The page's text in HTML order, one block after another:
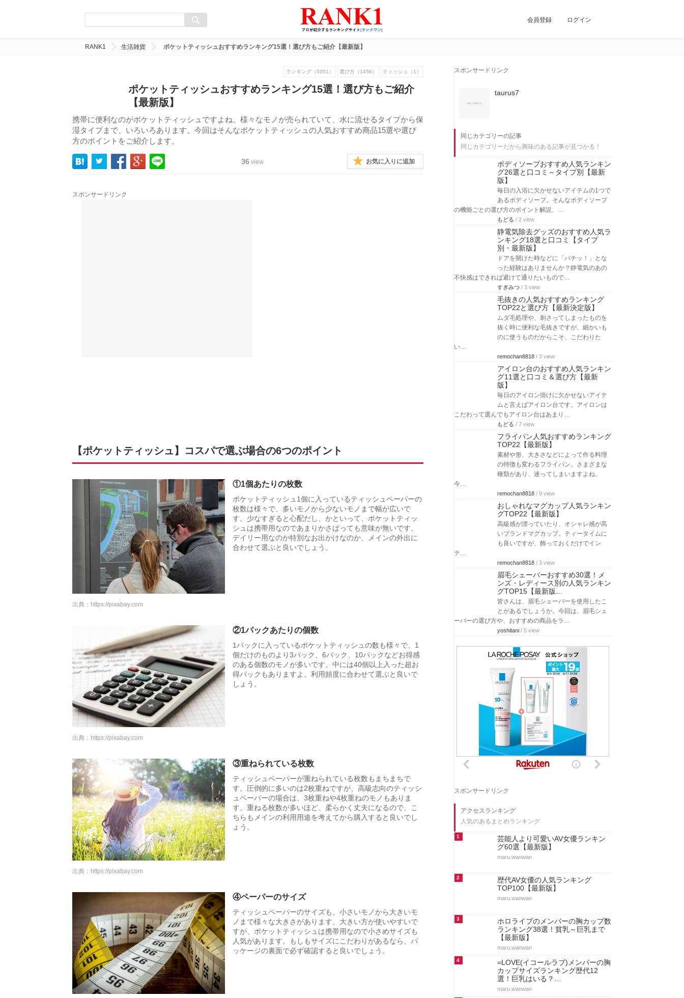
会員登録 ログイン
RANK1 生活雑貨 ポケットティッシュおすすめランキング15選！選び方もご紹介【最新版】
ランキング（5351） 選び方（1456） ティッシュ（1）
ポケットティッシュおすすめランキング15選！選び方もご紹介
【最新版】
携帯に便利なのがポケットティッシュですよね。様々なモノが売られていて、水に流せるタイプから保
湿タイプまで、いろいろあります。今回はそんなポケットティッシュの人気おすすめ商品15選や選び
方のポイントをご紹介します。
36 view お気に入りに追加
スポンサードリンク
【ポケットティッシュ】コスパで選ぶ場合の6つのポイント
①1個あたりの枚数
ポケットティッシュ1個に入っているティッシュペーパーの
枚数は様々で、多いモノから少ないモノまで幅が広いで
す。少なすぎると心配だし、かといって、ポケットティッ
シュは携帯用なのであまりかさばっても意味が無いです。
デイリー用なのか特別なお出かけなのか、メインの外出に
合わせて選ぶと良いでしょう。
出典： https://pixabay.com
②1パックあたりの個数
1パックに入っているポケットティッシュの数も様々で、1
個だけのものより3パック、6パック、10パックなどお得感
のある個数のモノが多いです。中には40個以上入った超お
得パックもありますよ。利用頻度に合わせて選ぶと良いで
しょう。
出典： https://pixabay.com
③重ねられている枚数
ティッシュペーパーが重ねられている枚数もまちまちで
す。圧倒的に多いのは2枚重ねですが、高級志向のティッシ
ュペーパーの場合は、3枚重ねや4枚重ねのモノもありま
す。重ねる枚数が多いほど、柔らかく丈夫になるので、こ
ちらもメインの利用用途を考えてから購入すると良いでし
ょう。
出典： https://pixabay.com
④ペーパーのサイズ
ティッシュペーパーのサイズも、小さいモノから大きいモ
ノまで様々な大きさがあります。大きい方が使いやすいで
すが、ポケットティッシュは携帯用なので小さめサイズも
人気があります。もしもサイズにこだわりがあるなら、パ
ッケージの裏面で必ず確認すると良いでしょう。
スポンサードリンク
taurus7
同じカテゴリーの記事
同じカテゴリーだから興味のある記事が見つかる！
ボディソープおすすめ人気ランキン
グ26選と口コミ～タイプ別【最新
版】
毎日の入浴に欠かせないアイテムの1つで
あるボディソープ。そんなボディソープ
の機能ごとの選び方のポイント解説、…
もどる / 2 view
静電気除去グッズのおすすめ人気ラ
ンキング18選と口コミ【タイプ
別・最新版】
ドアを開けた時などに「バチッ！」とな
った経験はありませんか？静電気のあの
不快感はできれば避けて通りたいもので…
すぎみつ / 3 view
毛抜きの人気おすすめランキング
TOP22と選び方【最新決定版】
ムダ毛処理や、刺さってしまったものを
抜く時に便利な毛抜きですが、細かいも
のに使うものだからこそ、こだわりた
い…
remochan8818 / 3 view
アイロン台のおすすめ人気ランキン
グ11選と口コミ＆選び方【最新
版】
毎日のアイロン掛けに欠かせないアイテ
ムと言えばアイロン台です。アイロンは
こだわって選んでもアイロン台はあまり…
もどる / 7 view
フライパン人気おすすめランキング
TOP22【最新版】
素材や形、大きさなどによって作る料理
の特徴も変わるフライパン。さまざまな
種類があり、迷ってしまいますよね。
今…
remochan8818 / 9 view
おしゃれなマグカップ人気ランキン
グTOP22【最新版】
高級感が漂っていたり、オシャレ感が高
いブランドマグカップ。ティータイムに
も良いですが、飾っておくだけでイン
テ…
remochan8818 / 3 view
眉毛シェーバーおすすめ30選！メ
ンズ・レディース別の人気ランキン
グTOP15【最新版…
皆さんは、眉毛シェーバーを使用したこ
とがあるでしょうか。今回は、眉毛シェ
ーバーの選び方や、おすすめの商品をラ…
yoshitani / 5 view
スポンサードリンク
アクセスランキング
人気のあるまとめランキング
1
芸能人より可愛いAV女優ランキン
グ60選【最新版】
maru.wanwan
2
歴代AV女優の人気ランキング
TOP100【最新版】
maru.wanwan
3
ホロライブのメンバーの胸カップ数
ランキング38選！貧乳～巨乳まで
【最新版】
maru.wanwan
4
=LOVE(イコールラブ)メンバーの胸
カップサイズランキング歴代12
選！巨乳はいる？…
maru.wanwan